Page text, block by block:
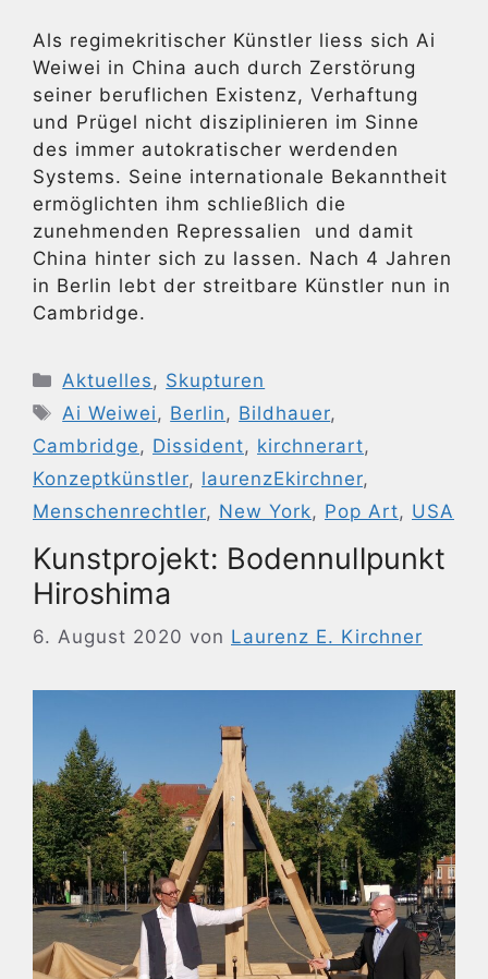
Als regimekritischer Künstler liess sich Ai
Weiwei in China auch durch Zerstörung
seiner beruflichen Existenz, Verhaftung
und Prügel nicht disziplinieren im Sinne
des immer autokratischer werdenden
Systems. Seine internationale Bekanntheit
ermöglichten ihm schließlich die
zunehmenden Repressalien und damit
China hinter sich zu lassen. Nach 4 Jahren
in Berlin lebt der streitbare Künstler nun in
Cambridge.
Kategorien
Aktuelles , Skupturen
Schlagwörter
Ai Weiwei , Berlin , Bildhauer,
Cambridge , Dissident, kirchnerart,
Konzeptkünstler, laurenzEkirchner,
Menschenrechtler, New York, Pop Art, USA
Kunstprojekt: Bodennullpunkt
Hiroshima
6. August 2020 von Laurenz E. Kirchner